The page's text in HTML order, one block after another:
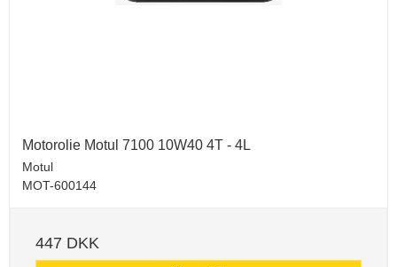
Motorolie Motul 7100 10W40 4T - 4L
Motul
MOT-600144
447 DKK